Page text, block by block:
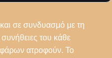
σε συνδυασμό με τη
συνήθειες του κάθε
ατροφούν. Το